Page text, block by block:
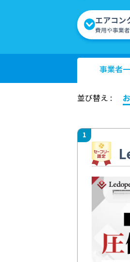
エアコン
費用や事業
事業者
並び替え :
1